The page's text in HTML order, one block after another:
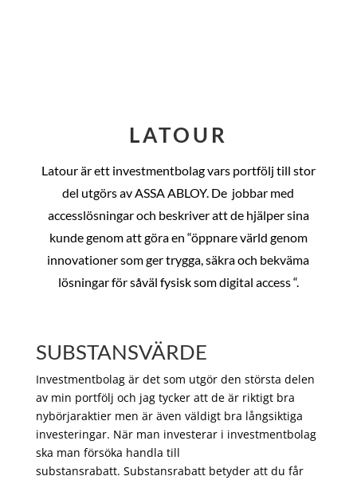
LATOUR
Latour är ett investmentbolag vars portfölj till stor
del utgörs av ASSA ABLOY. De jobbar med
accesslösningar och beskriver att de hjälper sina
kunde genom att göra en “öppnare värld genom
innovationer som ger trygga, säkra och bekväma
lösningar för såväl fysisk som digital access “.
SUBSTANSVÄRDE
Investmentbolag är det som utgör den största delen
av min portfölj och jag tycker att de är riktigt bra
nybörjaraktier men är även väldigt bra långsiktiga
investeringar. När man investerar i investmentbolag
ska man försöka handla till
substansrabatt. Substansrabatt betyder att du får